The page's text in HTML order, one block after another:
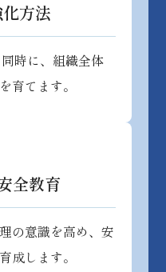
方法
時に、組織全体
育てます。
全教育
の意識を高め、安
成します。